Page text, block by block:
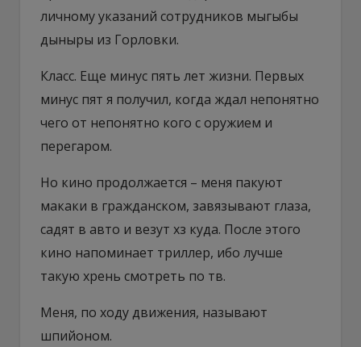
личному указаний сотрудников мыгыбы
дыныры из Горловки.
Класс. Еще минус пять лет жизни. Первых
минус пят я получил, когда ждал непонятно
чего от непонятно кого с оружием и
перегаром.
Но кино продолжается – меня пакуют
макаки в гражданском, завязывают глаза,
садят в авто и везут хз куда. После этого
кино напоминает триллер, ибо лучше
такую хрень смотреть по тв.
Меня, по ходу движения, называют
шпийоном.